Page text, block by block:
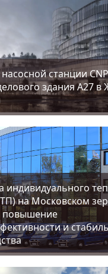
станции
здания А27 в
индивидуального
на Московском
повышение
и